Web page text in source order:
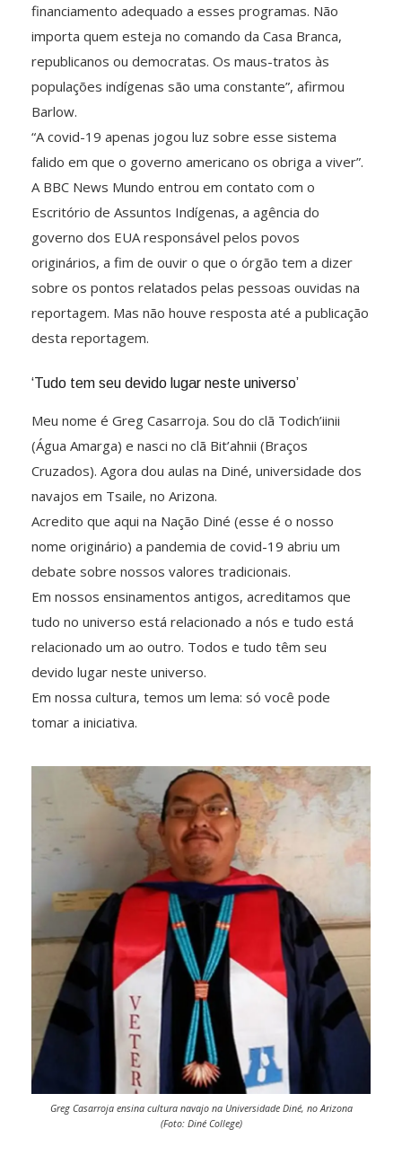
financiamento adequado a esses programas. Não
importa quem esteja no comando da Casa Branca,
republicanos ou democratas. Os maus-tratos às
populações indígenas são uma constante”, afirmou
Barlow.
“A covid-19 apenas jogou luz sobre esse sistema
falido em que o governo americano os obriga a viver”.
A BBC News Mundo entrou em contato com o
Escritório de Assuntos Indígenas, a agência do
governo dos EUA responsável pelos povos
originários, a fim de ouvir o que o órgão tem a dizer
sobre os pontos relatados pelas pessoas ouvidas na
reportagem. Mas não houve resposta até a publicação
desta reportagem.
‘Tudo tem seu devido lugar neste universo’
Meu nome é Greg Casarroja. Sou do clã Todich’iinii
(Água Amarga) e nasci no clã Bit’ahnii (Braços
Cruzados). Agora dou aulas na Diné, universidade dos
navajos em Tsaile, no Arizona.
Acredito que aqui na Nação Diné (esse é o nosso
nome originário) a pandemia de covid-19 abriu um
debate sobre nossos valores tradicionais.
Em nossos ensinamentos antigos, acreditamos que
tudo no universo está relacionado a nós e tudo está
relacionado um ao outro. Todos e tudo têm seu
devido lugar neste universo.
Em nossa cultura, temos um lema: só você pode
tomar a iniciativa.
Greg Casarroja ensina cultura navajo na Universidade Diné, no Arizona
(Foto: Diné College)